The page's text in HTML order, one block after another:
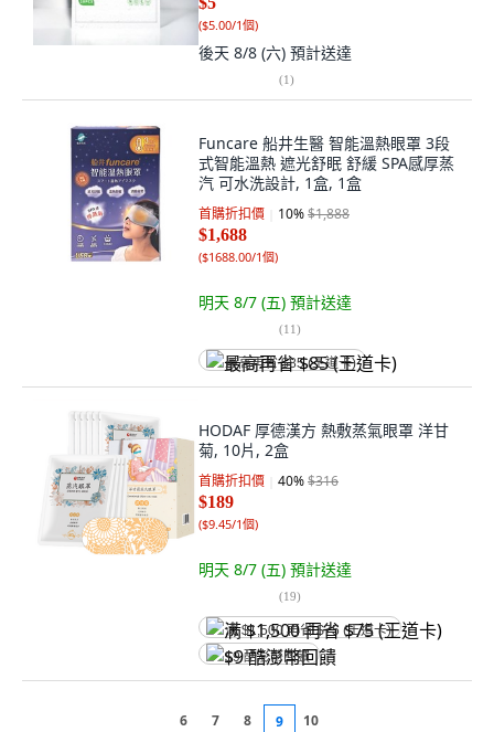
($5.00/1個)
後天 8/8 (六) 預計送達
(1)
Funcare 船井生醫 智能溫熱眼罩 3段
式智能溫熱 遮光舒眠 舒緩 SPA感厚蒸
汽 可水洗設計, 1盒, 1盒
首購折扣價 10%$1,888
$1,688
($1688.00/1個)
明天 8/7 (五) 預計送達
(11)
最高再省 $85 (王道卡)
HODAF 厚德漢方 熱敷蒸氣眼罩 洋甘
菊, 10片, 2盒
首購折扣價 40%$316
$189
($9.45/1個)
明天 8/7 (五) 預計送達
(19)
满 $1,500 再省 $75 (王道卡)
$9 酷澎幣回饋
6 7 8 9 10